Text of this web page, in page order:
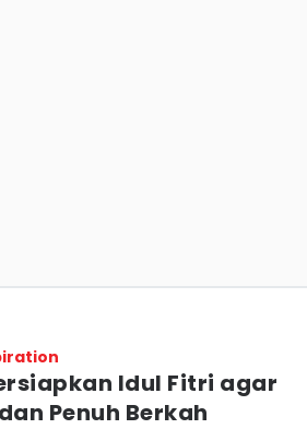
Idul Fitri agar
Penuh Berkah